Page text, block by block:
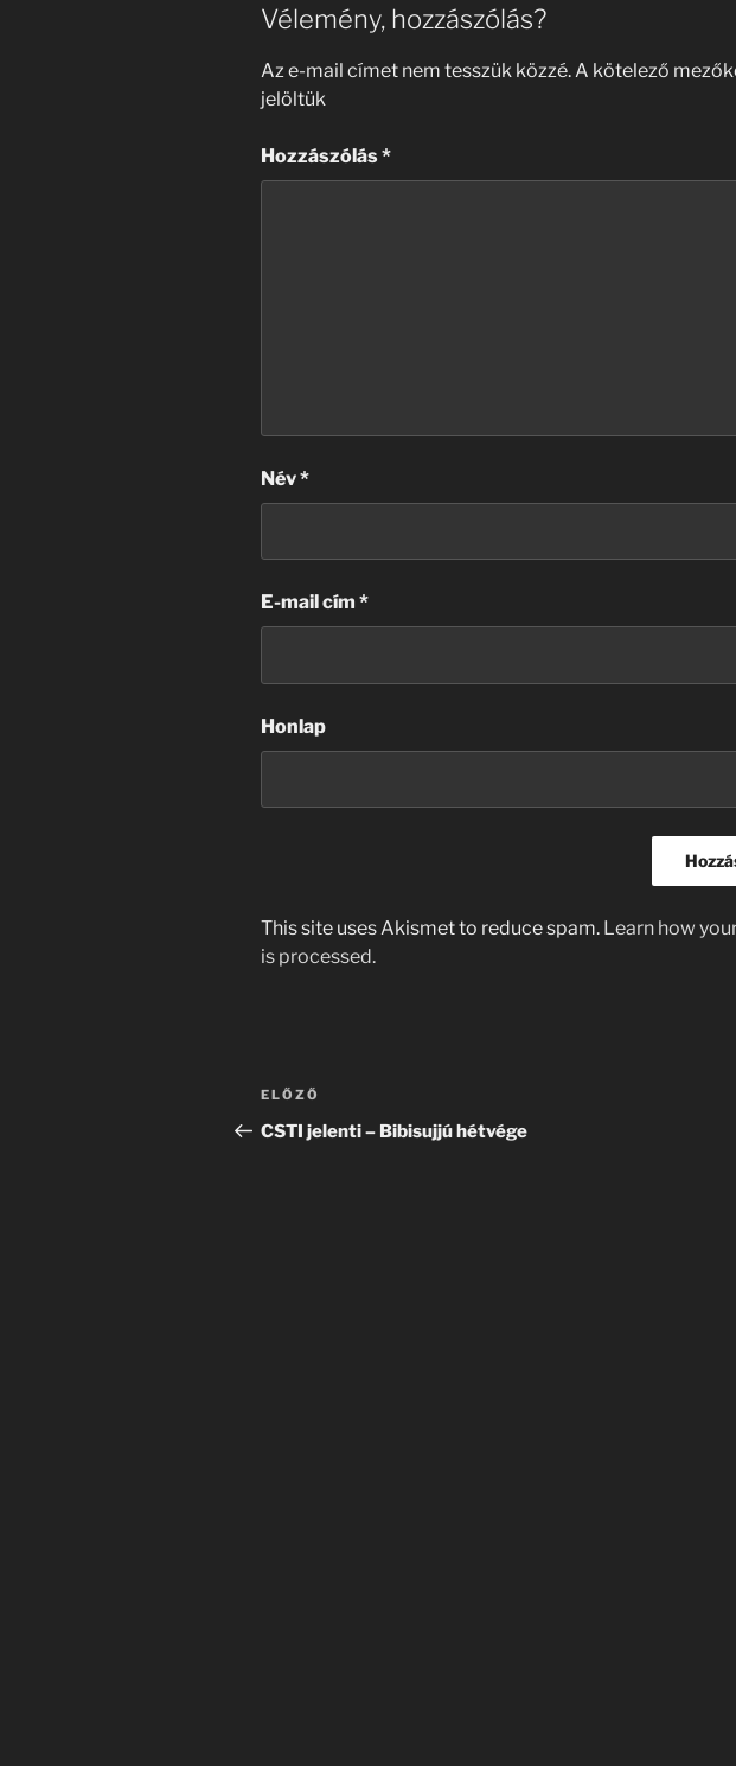
Vélemény, hozzászólás?
Az e-mail címet nem tesszük közzé. A kötelező
jelöltük
Hozzászólás*
Név*
E-mail cím *
Honlap
This site uses Akismet to reduce spam. Learn how
is processed.
Bejegyzés
navigáció
Korábbi
bejegyzés
ELŐZŐ
CSTI jelenti – Bibisujjú hétvége